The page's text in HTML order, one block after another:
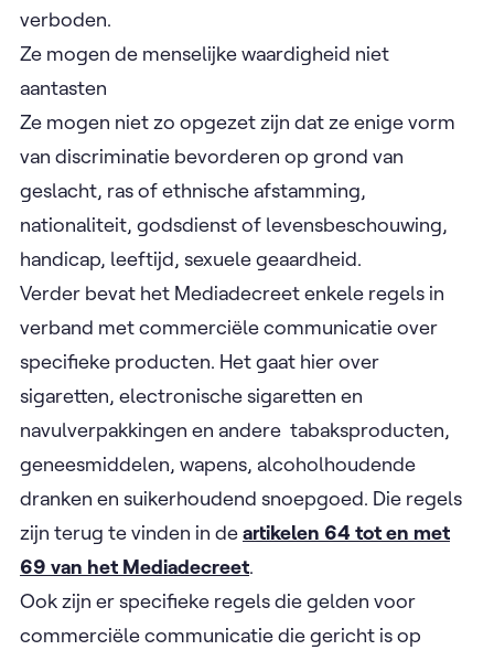
verboden.
Ze mogen de menselijke waardigheid niet
aantasten
Ze mogen niet zo opgezet zijn dat ze enige vorm
van discriminatie bevorderen op grond van
geslacht, ras of ethnische afstamming,
nationaliteit, godsdienst of levensbeschouwing,
handicap, leeftijd, sexuele geaardheid.
Verder bevat het Mediadecreet enkele regels in
verband met commerciële communicatie over
specifieke producten. Het gaat hier over
sigaretten, electronische sigaretten en
navulverpakkingen en andere tabaksproducten,
geneesmiddelen, wapens, alcoholhoudende
dranken en suikerhoudend snoepgoed. Die regels
zijn terug te vinden in deartikelen 64 tot en met
69 van het Mediadecreet.
Ook zijn er specifieke regels die gelden voor
commerciële communicatie die gericht is op